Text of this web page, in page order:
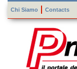
Chi Siamo Contacts